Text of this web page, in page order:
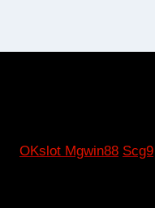
OKslot Mgwin88 Scg9